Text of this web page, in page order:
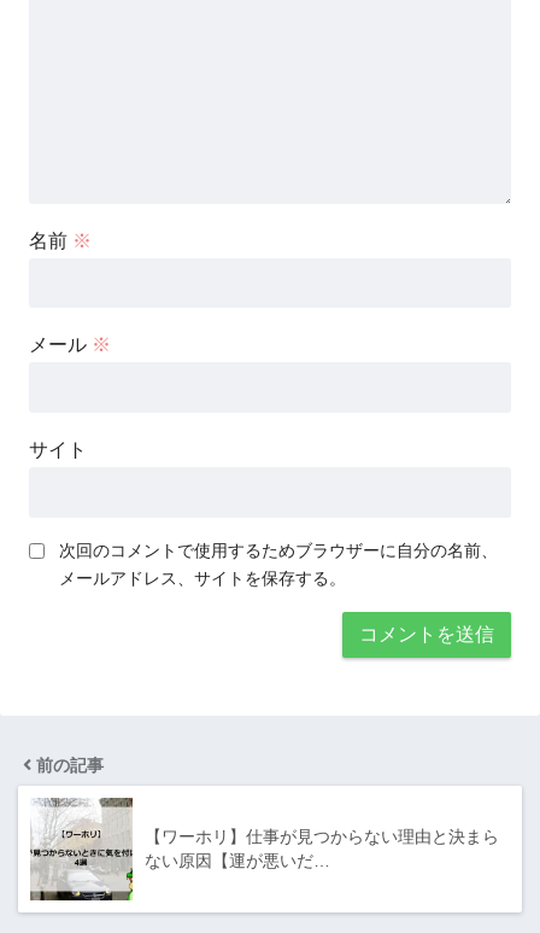
名前 ※
メール ※
サイト
次回のコメントで使用するためブラウザーに自分の名前、
メールアドレス、サイトを保存する。
前の記事
【ワーホリ】仕事が見つからない理由と決まら
ない原因【運が悪いだ…